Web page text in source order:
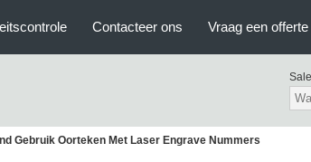
Contacteer ons Vraag een
Gebruik Oorteken Met Laser Engrave Nummers